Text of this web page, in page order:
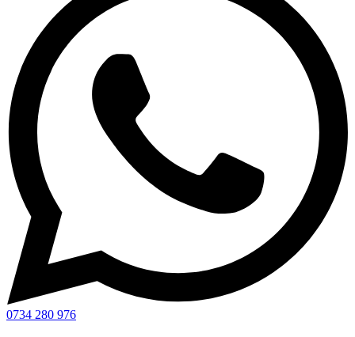
0734 280 976